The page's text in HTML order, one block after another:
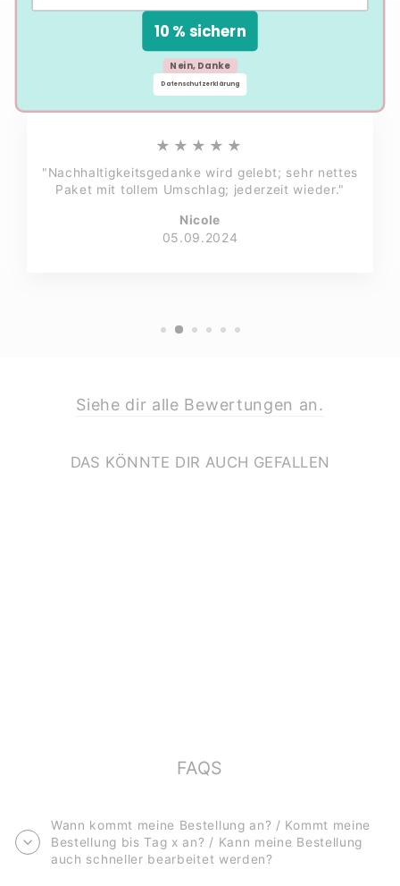
DAS SAGEN UNSERE KUNDEN
★★★★★
"Nachhaltigkeitsgedanke wird gelebt; sehr nettes
Paket mit tollem Umschlag; jederzeit wieder."
Nicole
05.09.2024
Siehe dir alle Bewertungen an.
DAS KÖNNTE DIR AUCH GEFALLEN
FAQS
Wann kommt meine Bestellung an? / Kommt meine
Bestellung bis Tag x an? / Kann meine Bestellung
auch schneller bearbeitet werden?
10 % sichern
Nein, Danke
Datenschutzerklärung